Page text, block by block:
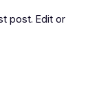
post. Edit or